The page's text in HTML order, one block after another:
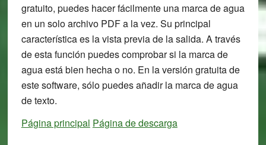
gratuito, puedes hacer fácilmente una marca de agua
en un solo archivo PDF a la vez. Su principal
característica es la vista previa de la salida. A través
de esta función puedes comprobar si la marca de
agua está bien hecha o no. En la versión gratuita de
este software, sólo puedes añadir la marca de agua
de texto.
Página principal Página de descarga